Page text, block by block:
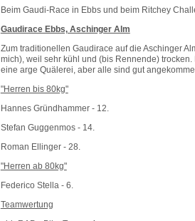
Beim Gaudi-Race in Ebbs und beim Ritchey
Gaudirace Ebbs, Aschinger Alm
Zum traditionellen Gaudirace auf die Aschinger
mich), weil sehr kühl und (bis Rennende)
eine arge Quälerei, aber alle sind gut
"Herren bis 80kg"
Hannes Gründhammer - 12.
Stefan Guggenmos - 14.
Roman Ellinger - 28.
"Herren ab 80kg"
Federico Stella - 6.
Teamwertung